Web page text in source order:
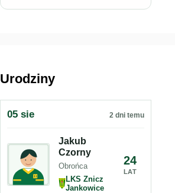
Urodziny
05 sie 2 dni temu
Jakub
Czorny
Obrońca
LKS Znicz
Jankowice
24
LAT